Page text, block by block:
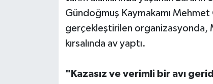
Gündoğmuş Kaymakamı
gerçekleştirilen organizasyonda,
kırsalında av yaptı.
"Kazasız ve verimli bir avı
Sosyal medya